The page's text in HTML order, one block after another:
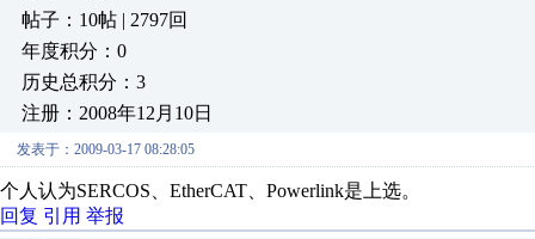
帖子：10帖 | 2797回
年度积分：0
历史总积分：3
注册：2008年12月10日
发表于：2009-03-17 08:28:05
个人认为SERCOS、EtherCAT、Powerlink是上选。
回复 引用 举报